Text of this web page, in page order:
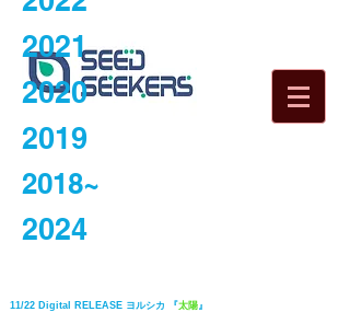
2021
2020
2019
2018~
2024
11/22 Digital RELEASE ヨルシカ 『太陽』